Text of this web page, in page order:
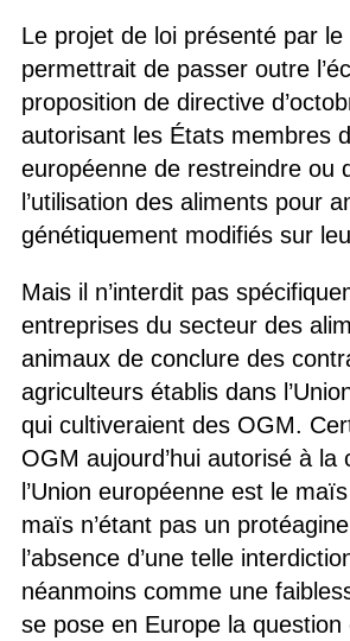
Le projet de loi présenté par
permettrait de passer outre
proposition de directive
autorisant les États membres
européenne de restreindre ou
l’utilisation des aliments pour
génétiquement modifiés sur
Mais il n’interdit pas
entreprises du secteur des
animaux de conclure des
agriculteurs établis dans
qui cultiveraient des OGM.
OGM aujourd’hui autorisé à la
l’Union européenne est le
maïs n’étant pas un
l’absence d’une telle
néanmoins comme une
se pose en Europe la